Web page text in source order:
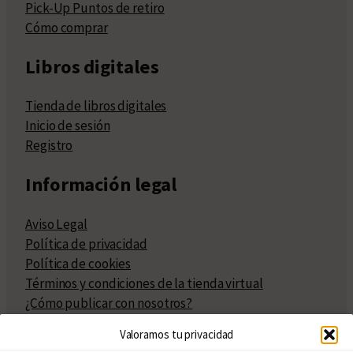
Valoramos tu privacidad
Pick-Up Puntos de retiro
Cómo comprar
Libros digitales
Tienda de libros digitales
Inicio de sesión
Registro
Información legal
Aviso Legal
Política de privacidad
Política de cookies
Términos y condiciones de la tienda virtual
¿Cómo publicar con nosotros?
Políticas de publicación